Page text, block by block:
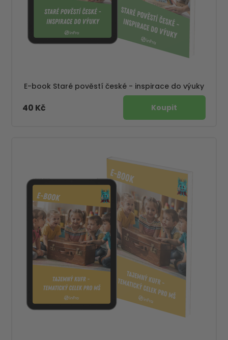
E-book Staré pověstí české - inspirace do výuky
40 Kč